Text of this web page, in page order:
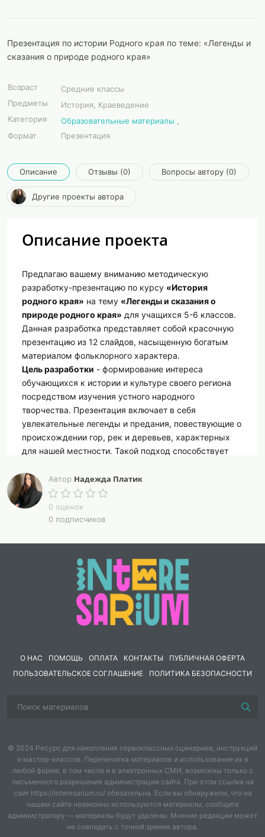
Презентация по истории Родного края по теме: «Легенды и
сказания о природе родного края»
Возраст
Средние классы
Предметы
История, Краеведение
Категория
Образовательные материалы
Формат
Презентация
Описание Отзывы (0) Вопросы автору (0)
Другие проекты автора
Описание проекта
Предлагаю вашему вниманию методическую
разработку-презентацию по курсу «История
родного края» на тему «Легенды и сказания о
природе родного края» для учащихся 5-6 классов.
Данная разработка представляет собой красочную
презентацию из 12 слайдов, насыщенную богатым
материалом фольклорного характера.
Цель разработки - формирование интереса
обучающихся к истории и культуре своего региона
посредством изучения устного народного
творчества. Презентация включает в себя
увлекательные легенды и предания, повествующие о
происхождении гор, рек и деревьев, характерных
для нашей местности. Такой подход способствует
воспитанию любви и бережного отношения к
природному наследию родного края.
Методический материал разработан с учётом
возрастных особенностей учеников среднего звена и
краеведения, внеклассных мероприятиях, а также в
рамках проектной деятельности. Использование
презентации позволит педагогам разнообразить
учебный процесс, сделать уроки интересными и
запоминающимися для детей.
Автор Надежда Платик
0 оценок
0 подписчиков
О НАС ПОМОЩЬ ОПЛАТА КОНТАКТЫ
ПУБЛИЧНАЯ ОФЕРТА
ПОЛЬЗОВАТЕЛЬСКОЕ СОГЛАШЕНИЕ
ПОЛИТИКА БЕЗОПАСНОСТИ
© 2024 Ресурс для накопления первоклассных сценариев, инструкций
и мастер-классов. Перепечатка материалов и использование их в
любой форме, в том числе и в электронных СМИ, возможны только с
письменного разрешения администрации сайта. При этом ссылка на
сайт https://interesarium.ru/ обязательна. Если вы обнаружили, что на
нашем сайте незаконно используются материалы, сообщите
администратору — материалы будут удалены. Мнение редакции может
не совпадать с точкой зрения автора.